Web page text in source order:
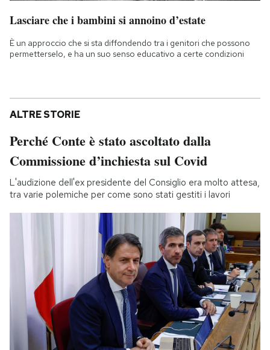
Lasciare che i bambini si annoino d’estate
È un approccio che si sta diffondendo tra i genitori che possono
permetterselo, e ha un suo senso educativo a certe condizioni
ALTRE STORIE
Perché Conte è stato ascoltato dalla
Commissione d’inchiesta sul Covid
L'audizione dell'ex presidente del Consiglio era molto attesa,
tra varie polemiche per come sono stati gestiti i lavori